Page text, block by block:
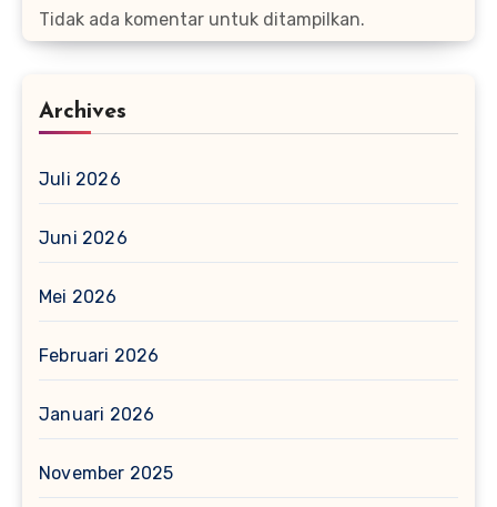
Tidak ada komentar untuk ditampilkan.
Archives
Juli 2026
Juni 2026
Mei 2026
Februari 2026
Januari 2026
November 2025